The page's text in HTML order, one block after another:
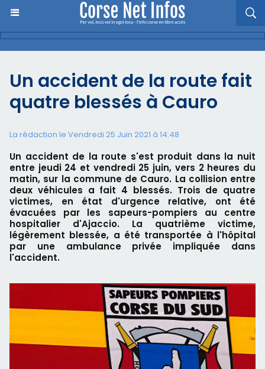
Un accident de la route fait
quatre blessés à Cauro
La rédaction le Vendredi 25 Juin 2021 à 14:48
Un accident de la route s'est produit dans la nuit
entre jeudi 24 et vendredi 25 juin, vers 2 heures du
matin, sur la commune de Cauro. La collision entre
deux véhicules a fait 4 blessés. Trois de quatre
victimes, en état d'urgence relative, ont été
évacuées par les sapeurs-pompiers au centre
hospitalier d'Ajaccio. La quatrième victime,
légèrement blessée, a été transportée à l'hôpital
par une ambulance privée impliquée dans
l'accident.